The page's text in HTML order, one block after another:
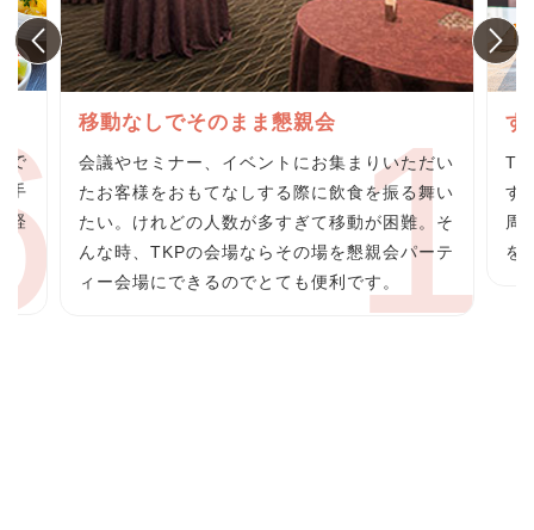
で
手
軽
移動なしでそのまま懇親会
会議やセミナー、イベントにお集まりいただい
たお客様をおもてなしする際に飲食を振る舞い
たい。けれどの人数が多すぎて移動が困難。そ
んな時、TKPの会場ならその場を懇親会パーテ
ィー会場にできるのでとても便利です。
す
す
周
を